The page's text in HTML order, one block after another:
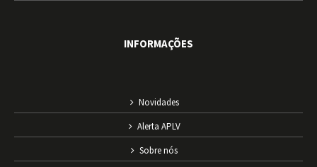
INFORMAÇÕES
Novidades
Alerta APLV
Sobre nós